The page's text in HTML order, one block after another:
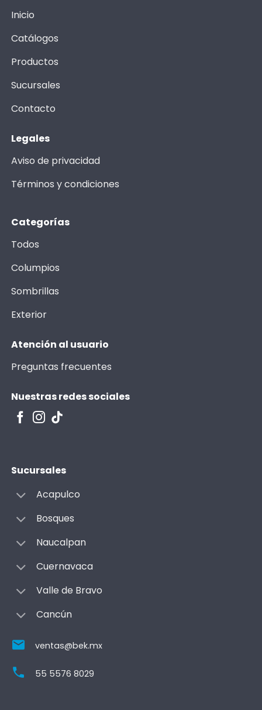
Inicio
Catálogos
Productos
Sucursales
Contacto
Legales
Aviso de privacidad
Términos y condiciones
Categorías
Todos
Columpios
Sombrillas
Exterior
Atención al usuario
Preguntas frecuentes
Nuestras redes sociales
Sucursales
Acapulco
Bosques
Naucalpan
Cuernavaca
Valle de Bravo
Cancún
ventas@bek.mx
55 5576 8029